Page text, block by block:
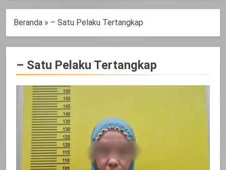
Beranda » – Satu Pelaku Tertangkap
– Satu Pelaku Tertangkap